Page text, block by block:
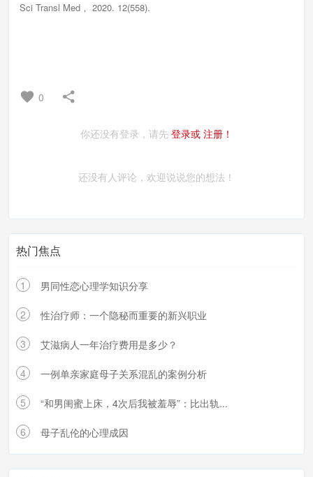
Sci Transl Med， 2020. 12(558).
0
你还没有登录，请先 登录或 注册！
还没有人评论，欢迎说说您的想法！
热门焦点
1 男同性恋心理学知识分享
2 性治疗师：一个隐秘而重要的新兴职业
3 艾滋病人一年治疗费用是多少？
4 一例单亲家庭母子关系混乱的案例分析
5 “和男闺蜜上床，4次后我被羞辱”：比出轨...
6 母子乱伦的心理成因